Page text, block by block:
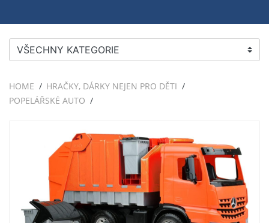
VŠECHNY KATEGORIE
HOME
HRAČKY, DÁRKY NEJEN PRO DĚTI
POPELÁŘSKÉ AUTO